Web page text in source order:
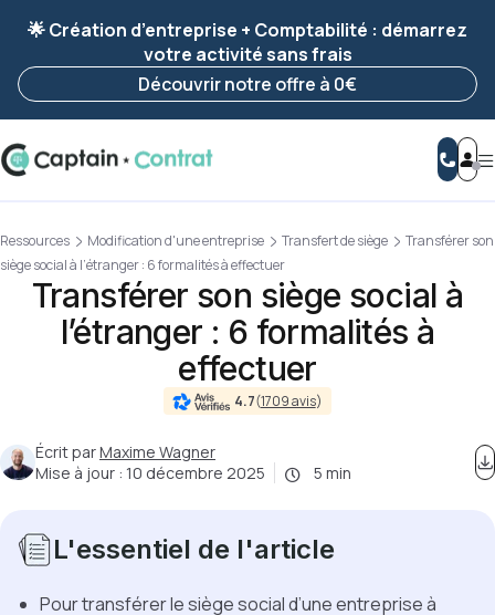
enregistrée 🚀
Reprendre ma démarche
🌟 Création d’entreprise + Comptabilité : démarrez
votre activité sans frais
Découvrir notre offre à 0€
Ressources Modification d'une entreprise Transfert de siège
Transférer son
siège social à l’étranger : 6 formalités à effectuer
Transférer son siège social à
l’étranger : 6 formalités à
effectuer
4.7(1709 avis)
Écrit parMaxime Wagner
Mise à jour : 10 décembre 2025 5 min
L'essentiel de l'article
Pour transférer le siège social d’une entreprise à